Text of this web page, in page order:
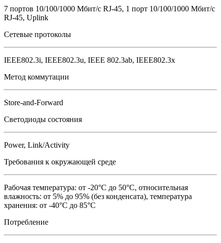
7 портов 10/100/1000 Мбит/с RJ-45, 1 порт 10/100/1000 Мбит/с
RJ-45, Uplink
Сетевые протоколы
IEEE802.3i, IEEE802.3u, IEEE 802.3ab, IEEE802.3x
Метод коммутации
Store-and-Forward
Светодиоды состояния
Power, Link/Activity
Требования к окружающей среде
Рабочая температура: от -20°C до 50°C, относительная
влажность: от 5% до 95% (без конденсата), температура
хранения: от -40°C до 85°C
Потребление